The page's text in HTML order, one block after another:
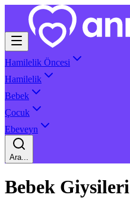
Hamilelik Öncesi
Hamilelik
Bebek
Çocuk
Ebeveyn
Ara...
Bebek Giysileri